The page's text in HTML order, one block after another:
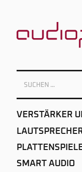
VERSTÄRKER
SMART AUDIO